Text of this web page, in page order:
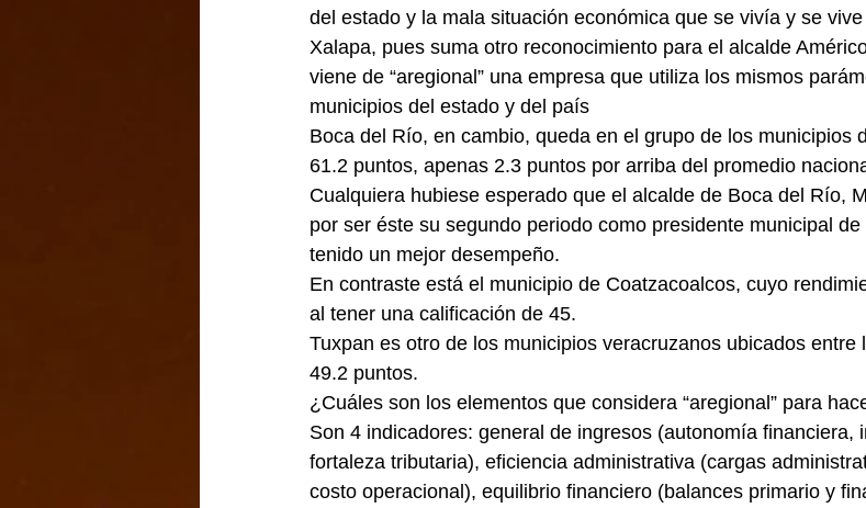
del estado y la mala situación económica que se vivía y se
Xalapa, pues suma otro reconocimiento para el alcalde
viene de “aregional” una empresa que utiliza los mismos
municipios del estado y del país
Boca del Río, en cambio, queda en el grupo de los municipios
61.2 puntos, apenas 2.3 puntos por arriba del promedio
Cualquiera hubiese esperado que el alcalde de Boca del Río,
por ser éste su segundo periodo como presidente municipal
tenido un mejor desempeño.
En contraste está el municipio de Coatzacoalcos, cuyo
al tener una calificación de 45.
Tuxpan es otro de los municipios veracruzanos ubicados entre
49.2 puntos.
¿Cuáles son los elementos que considera “aregional” para
Son 4 indicadores: general de ingresos (autonomía financiera,
fortaleza tributaria), eficiencia administrativa (cargas
costo operacional), equilibrio financiero (balances primario y